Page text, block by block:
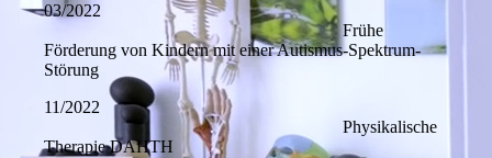
03/2022
Frühe
Förderung von Kindern mit einer Autismus-Spektrum-
Störung
11/2022
Physikalische
Therapie DAHTH